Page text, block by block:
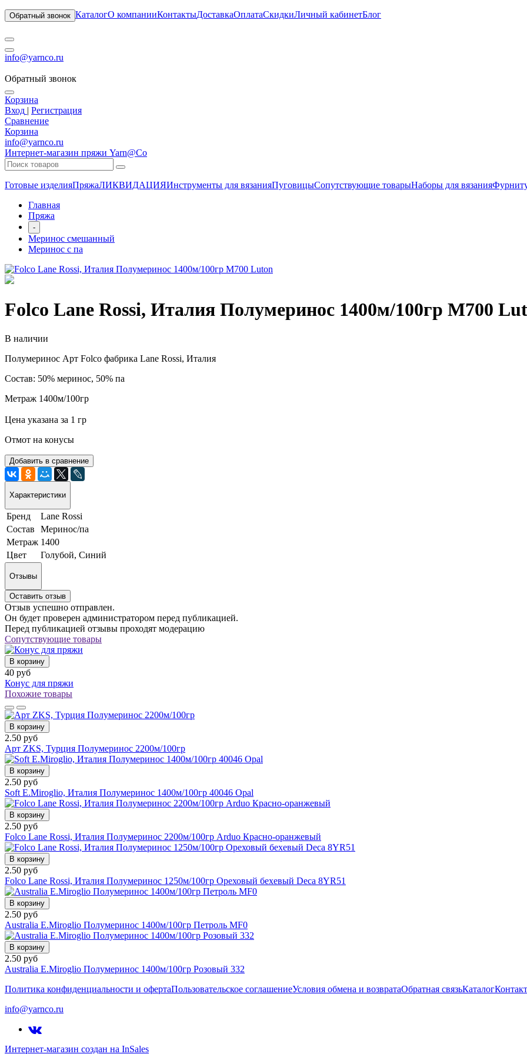
Обратный звонок КаталогО компанииКонтактыДоставкаОплатаСкидкиЛичный кабинетБлог
info@yarnco.ru
Обратный звонок
Корзина
Вход | Регистрация
Сравнение
Корзина
info@yarnco.ru
Интернет-магазин пряжи Yarn@Co
Готовые изделияПряжаЛИКВИДАЦИЯИнструменты для вязанияПуговицыСопутствующие товарыНаборы для вязания
Главная
Пряжа
-
Меринос смешанный
Меринос с па
Folco Lane Rossi, Италия Полумеринос 1400м/100гр М700
В наличии
Полумеринос Арт Folco фабрика Lane Rossi, Италия
Состав: 50% меринос, 50% па
Метраж 1400м/100гр
Цена указана за 1 гр
Отмот на конусы
Добавить в сравнение
Характеристики
Бренд
Lane Rossi
Состав
Меринос/па
Метраж 1400
Цвет
Голубой, Синий
Отзывы
Оставить отзыв
Отзыв успешно отправлен.
Он будет проверен администратором перед публикацией.
Перед публикацией отзывы проходят модерацию
Сопутствующие товары
В корзину
40 руб
Конус для пряжи
Похожие товары
В корзину
2.50 руб
Арт ZKS, Турция Полумеринос 2200м/100гр
В корзину
2.50 руб
Soft E.Miroglio, Италия Полумеринос 1400м/100гр 40046 Opal
В корзину
2.50 руб
Folco Lane Rossi, Италия Полумеринос 2200м/100гр Arduo Красно-оранжевый
В корзину
2.50 руб
Folco Lane Rossi, Италия Полумеринос 1250м/100гр Ореховый бехевый Deca 8YR51
В корзину
2.50 руб
Australia E.Miroglio Полумеринос 1400м/100гр Петроль MF0
В корзину
2.50 руб
Australia E.Miroglio Полумеринос 1400м/100гр Розовый 332
Политика конфиденциальности и офертаПользовательское соглашениеУсловия обмена и возвратаОбратная связьКаталог
info@yarnco.ru
Интернет-магазин создан на InSales